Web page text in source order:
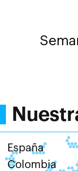
España
Colombia